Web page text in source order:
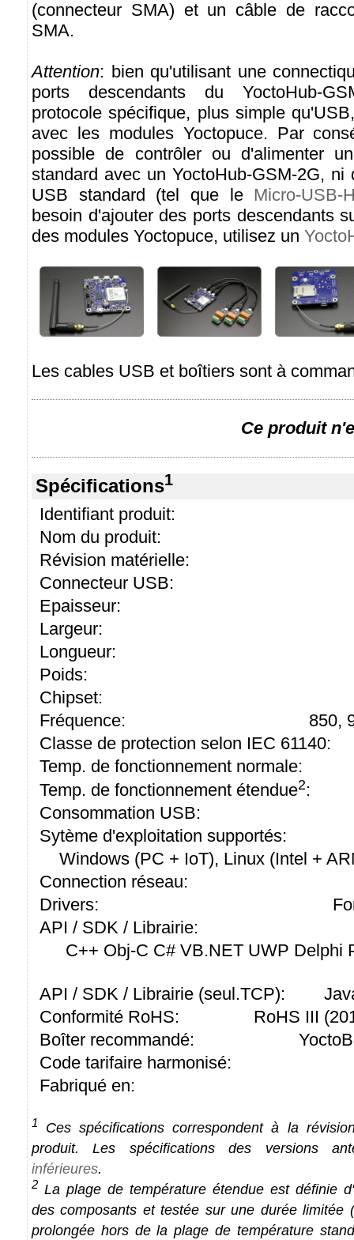
(connecteur SMA) et un câble de
SMA.
Attention: bien qu'utilisant une
ports descendants du YoctoHub-
protocole spécifique, plus simple
avec les modules Yoctopuce. Par
possible de contrôler ou d'alimenter
standard avec un YoctoHub-GSM-2G, ni
USB standard (tel que le Micro-USB-
besoin d'ajouter des ports descendants
des modules Yoctopuce, utilisez un
Les cables USB et boîtiers sont à
Ce produit
Spécifications1
Identifiant produit:
Nom du produit:
Révision matérielle:
Connecteur USB:
Epaisseur:
Largeur:
Longueur:
Poids:
Chipset:
Fréquence:
850,
Classe de protection selon IEC 61140:
Temp. de fonctionnement normale:
Temp. de fonctionnement étendue2:
Consommation USB:
Sytème d'exploitation supportés:
Windows (PC + IoT), Linux (Intel +
Connection réseau:
Drivers:
API / SDK / Librairie:
C++ Obj-C C# VB.NET UWP Delphi
API / SDK / Librairie (seul.TCP):
Conformité RoHS:
RoHS III
Boîter recommandé:
Code tarifaire harmonisé:
Fabriqué en:
1
Ces spécifications correspondent à la
produit. Les spécifications des versions
inférieures.
2 La plage de température étendue est définie
des composants et testée sur une durée limitée
prolongée hors de la plage de température